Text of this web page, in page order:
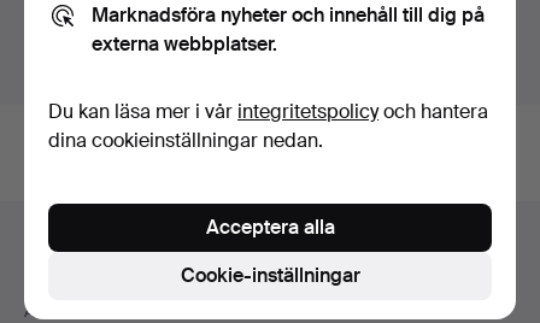
Du söker i vårt arkiv över avslutade auktioner.
Sidfotsnavigation
Hjälp och kontakt
Alla auktionshus
Marknadsföra nyheter och innehåll till dig på
externa webbplatser.
Du kan läsa mer i vår integritetspolicyoch hantera
dina cookieinställningar nedan.
Cookie-inställningar
Acceptera alla